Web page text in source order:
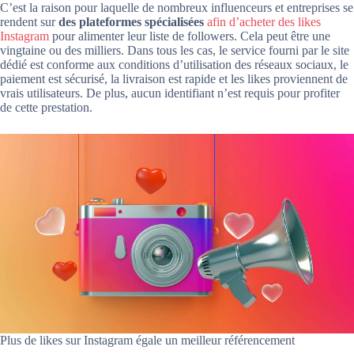
C’est la raison pour laquelle de nombreux influenceurs et entreprises se
rendent surdes plateformes spécialisées afin d’acheter des likes
Instagram pour alimenter leur liste de followers. Cela peut être une
vingtaine ou des milliers. Dans tous les cas, le service fourni par le site
dédié est conforme aux conditions d’utilisation des réseaux sociaux, le
paiement est sécurisé, la livraison est rapide et les likes proviennent de
vrais utilisateurs. De plus, aucun identifiant n’est requis pour profiter
de cette prestation.
Plus de likes sur Instagram égale un meilleur référencement